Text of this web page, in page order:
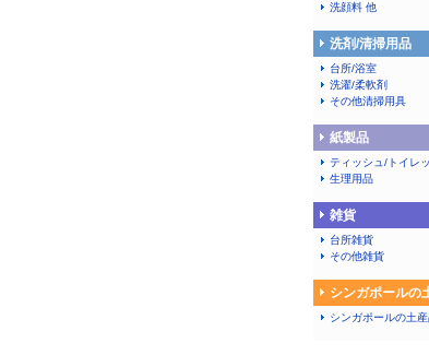
洗顔料 他
洗剤/清掃用品
台所/浴室
洗濯/柔軟剤
その他清掃用具
紙製品
ティッシュ/トイレ
生理用品
雑貨
台所雑貨
その他雑貨
シンガポールの
シンガポールの土